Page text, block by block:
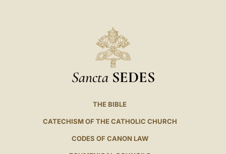
Sancta SEDES
THE BIBLE
CATECHISM OF THE CATHOLIC CHURCH
CODES OF CANON LAW